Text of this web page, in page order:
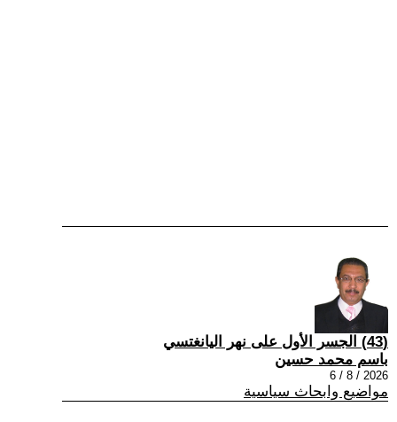
(43) الجسر الأول على نهر اليانغتسي
باسم محمد حسين
2026 / 8 / 6
مواضيع وابحاث سياسية